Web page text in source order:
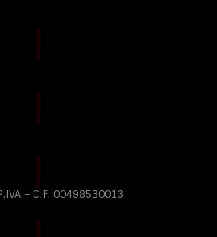
– C.F. 00498530013